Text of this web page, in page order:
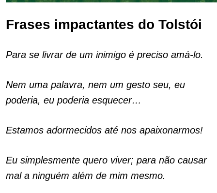
Frases impactantes do Tolstói
Para se livrar de um inimigo é preciso amá-lo.
Nem uma palavra, nem um gesto seu, eu
poderia, eu poderia esquecer…
Estamos adormecidos até nos apaixonarmos!
Eu simplesmente quero viver; para não causar
mal a ninguém além de mim mesmo.